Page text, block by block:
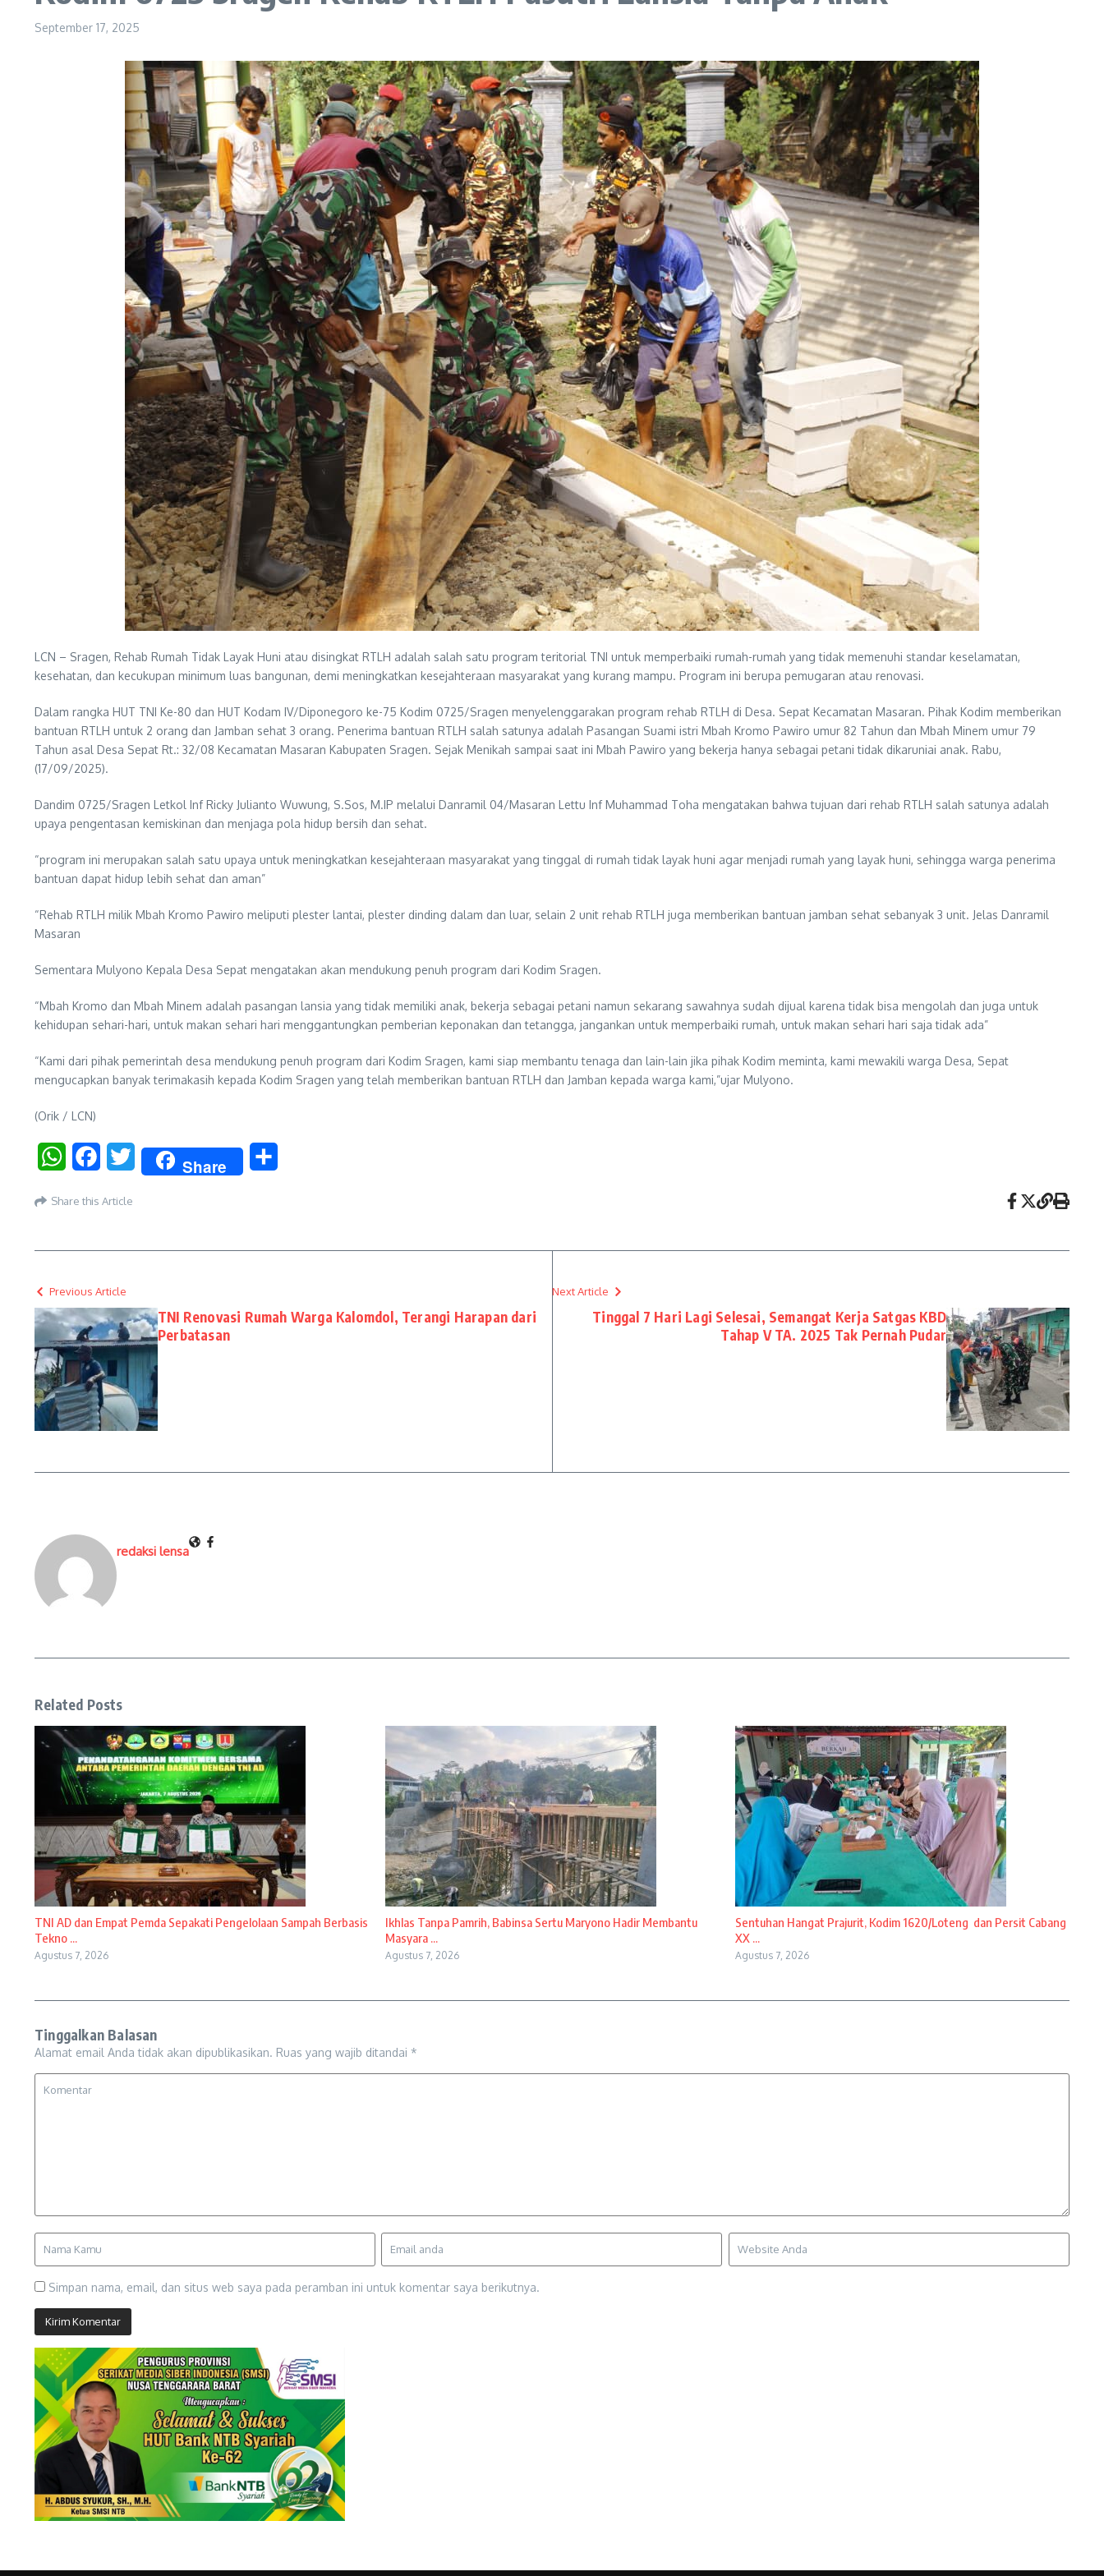
September 17, 2025
LCN – Sragen, Rehab Rumah Tidak Layak Huni atau disingkat RTLH adalah salah satu program teritorial TNI untuk memperbaiki rumah-rumah yang tidak memenuhi standar keselamatan,
kesehatan, dan kecukupan minimum luas bangunan, demi meningkatkan kesejahteraan masyarakat yang kurang mampu. Program ini berupa pemugaran atau renovasi.
Dalam rangka HUT TNI Ke-80 dan HUT Kodam IV/Diponegoro ke-75 Kodim 0725/Sragen menyelenggarakan program rehab RTLH di Desa. Sepat Kecamatan Masaran. Pihak Kodim memberikan
bantuan RTLH untuk 2 orang dan Jamban sehat 3 orang. Penerima bantuan RTLH salah satunya adalah Pasangan Suami istri Mbah Kromo Pawiro umur 82 Tahun dan Mbah Minem umur 79
Tahun asal Desa Sepat Rt.: 32/08 Kecamatan Masaran Kabupaten Sragen. Sejak Menikah sampai saat ini Mbah Pawiro yang bekerja hanya sebagai petani tidak dikaruniai anak. Rabu,
(17/09/2025).
Dandim 0725/Sragen Letkol Inf Ricky Julianto Wuwung, S.Sos, M.IP melalui Danramil 04/Masaran Lettu Inf Muhammad Toha mengatakan bahwa tujuan dari rehab RTLH salah satunya adalah
upaya pengentasan kemiskinan dan menjaga pola hidup bersih dan sehat.
“program ini merupakan salah satu upaya untuk meningkatkan kesejahteraan masyarakat yang tinggal di rumah tidak layak huni agar menjadi rumah yang layak huni, sehingga warga penerima
bantuan dapat hidup lebih sehat dan aman”
“Rehab RTLH milik Mbah Kromo Pawiro meliputi plester lantai, plester dinding dalam dan luar, selain 2 unit rehab RTLH juga memberikan bantuan jamban sehat sebanyak 3 unit. Jelas Danramil
Masaran
Sementara Mulyono Kepala Desa Sepat mengatakan akan mendukung penuh program dari Kodim Sragen.
“Mbah Kromo dan Mbah Minem adalah pasangan lansia yang tidak memiliki anak, bekerja sebagai petani namun sekarang sawahnya sudah dijual karena tidak bisa mengolah dan juga untuk
kehidupan sehari-hari, untuk makan sehari hari menggantungkan pemberian keponakan dan tetangga, jangankan untuk memperbaiki rumah, untuk makan sehari hari saja tidak ada”
“Kami dari pihak pemerintah desa mendukung penuh program dari Kodim Sragen, kami siap membantu tenaga dan lain-lain jika pihak Kodim meminta, kami mewakili warga Desa, Sepat
mengucapkan banyak terimakasih kepada Kodim Sragen yang telah memberikan bantuan RTLH dan Jamban kepada warga kami,”ujar Mulyono.
(Orik / LCN)
WhatsAppFacebookTwitter Share
Share this Article
Previous Article
TNI Renovasi Rumah Warga Kalomdol, Terangi Harapan dari
Perbatasan
Next Article
Tinggal 7 Hari Lagi Selesai, Semangat Kerja Satgas KBD
Tahap V TA. 2025 Tak Pernah Pudar
redaksi lensa
Related Posts
TNI AD dan Empat Pemda Sepakati Pengelolaan Sampah Berbasis
Tekno ...
Agustus 7, 2026
Ikhlas Tanpa Pamrih, Babinsa Sertu Maryono Hadir Membantu
Masyara ...
Agustus 7, 2026
Sentuhan Hangat Prajurit, Kodim 1620/Loteng dan Persit Cabang
XX ...
Agustus 7, 2026
Tinggalkan Balasan
Alamat email Anda tidak akan dipublikasikan. Ruas yang wajib ditandai *
Simpan nama, email, dan situs web saya pada peramban ini untuk komentar saya berikutnya.